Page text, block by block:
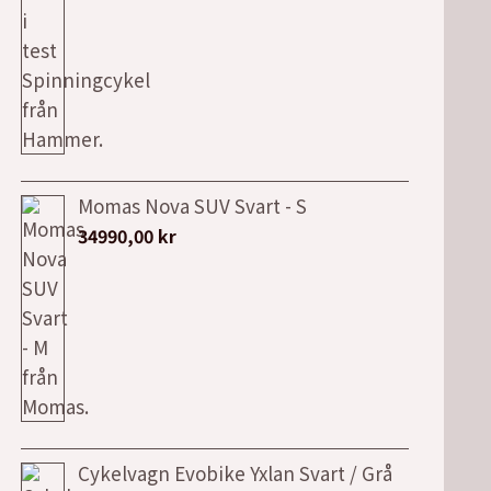
Momas Nova SUV Svart - S
34990,00 kr
Cykelvagn Evobike Yxlan Svart / Grå